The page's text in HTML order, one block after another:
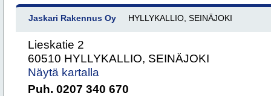
Jaskari Rakennus Oy HYLLYKALLIO, SEINÄJOKI
Lieskatie 2
60510 HYLLYKALLIO, SEINÄJOKI
Näytä kartalla
Puh. 0207 340 670